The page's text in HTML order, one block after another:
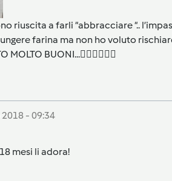
riuscita a farli “abbracciare “..
farina ma non ho voluto
BUONI...👍🏼👍🏼👍🏼
- 09:34
mesi li adora!